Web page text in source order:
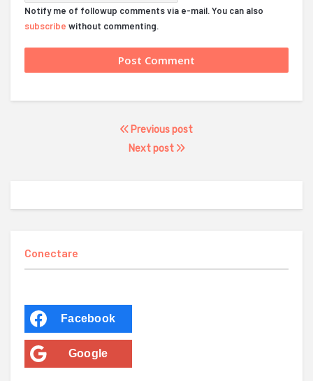
Notify me of followup comments via e-mail. You can also
subscribe without commenting.
Previous post
Next post
Conectare
Facebook
Google